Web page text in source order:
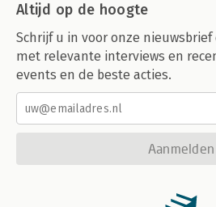
Altijd op de hoogte
Schrijf u in voor onze
met relevante interviews en
events en de beste acties.
Aanmelden